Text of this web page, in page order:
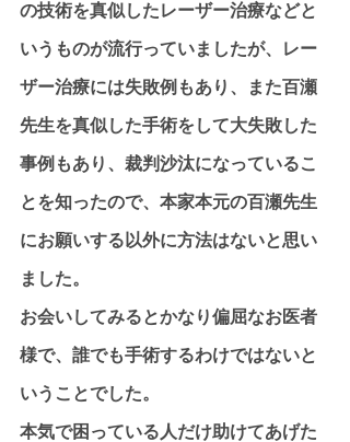
の技術を真似したレーザー治療などと
いうものが流行っていましたが、レー
ザー治療には失敗例もあり、また百瀬
先生を真似した手術をして大失敗した
事例もあり、裁判沙汰になっているこ
とを知ったので、本家本元の百瀬先生
にお願いする以外に方法はないと思い
ました。
お会いしてみるとかなり偏屈なお医者
様で、誰でも手術するわけではないと
いうことでした。
本気で困っている人だけ助けてあげた